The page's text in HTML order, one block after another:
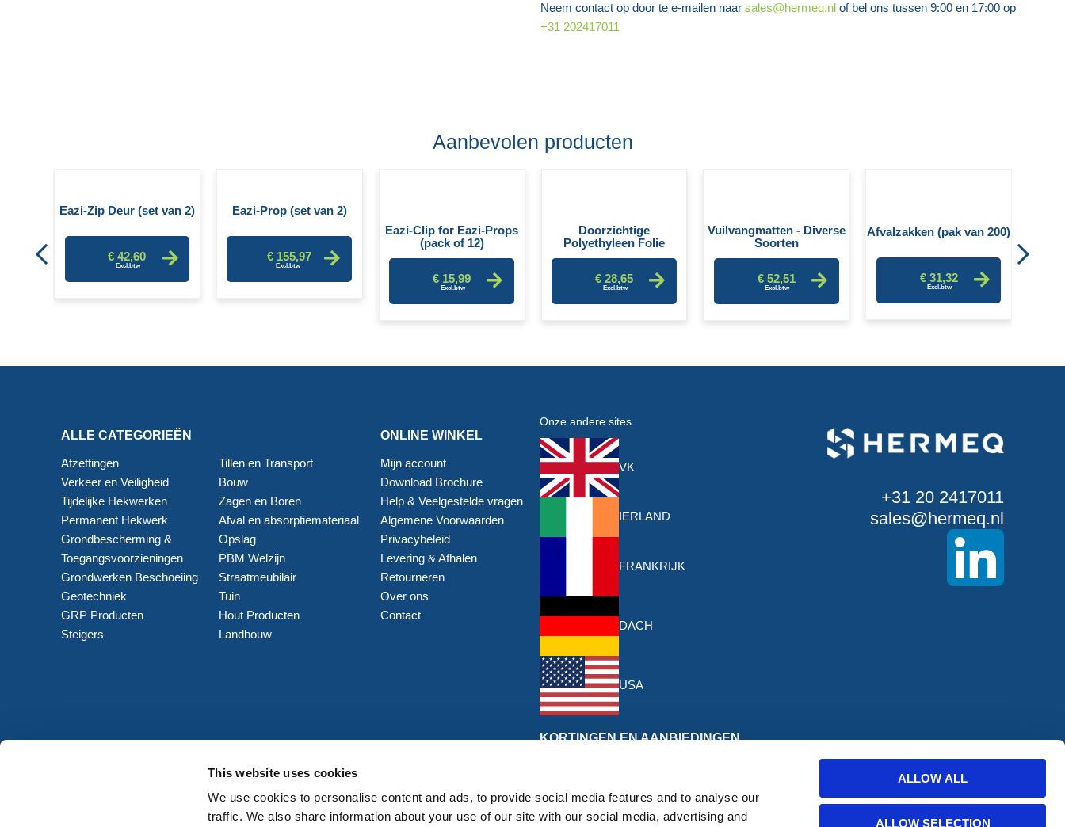
This website uses cookies
We use cookies to personalise content and ads, to provide social media features and to analyse our
traffic. We also share information about your use of our site with our social media, advertising and
ALLOW ALL
ALLOW SELECTION
Neem contact op door te e-mailen naar sales@hermeq.nl of bel ons tussen 9:00 en 17:00 op
+31 202417011
Aanbevolen producten
Eazi-Zip Deur (set van 2)
€ 42,60
Eazi-Prop (set van 2)
€ 155,97
Eazi-Clip for Eazi-Props
(pack of 12)
€ 15,99
Doorzichtige
Polyethyleen Folie
€ 28,65
Vuilvangmatten - Diverse
Soorten
€ 52,51
Afvalzakken (pak van 200)
€ 31,32
ALLE CATEGORIEËN
Afzettingen
Verkeer en Veiligheid
Tijdelijke Hekwerken
Permanent Hekwerk
Grondbescherming &
Toegangsvoorzieningen
Grondwerken Beschoeiing
Geotechniek
GRP Producten
Steigers
Tillen en Transport
Bouw
Zagen en Boren
Afval en absorptiemateriaal
Opslag
PBM Welzijn
Straatmeubilair
Tuin
Hout Producten
Landbouw
ONLINE WINKEL
Mijn account
Download Brochure
Help & Veelgestelde vragen
Algemene Voorwaarden
Privacybeleid
Levering & Afhalen
Retourneren
Over ons
Contact
Onze andere sites
VK
IERLAND
FRANKRIJK
DACH
USA
KORTINGEN EN AANBIEDINGEN
Abonneer Inschrijven
+31 20 2417011
sales@hermeq.nl